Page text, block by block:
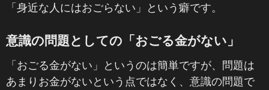
「身近な人にはおごらない」という癖です。
意識の問題としての「おごる金がない」
「おごる金がない」というのは簡単ですが、問題は
あまりお金がないという点ではなく、意識の問題で